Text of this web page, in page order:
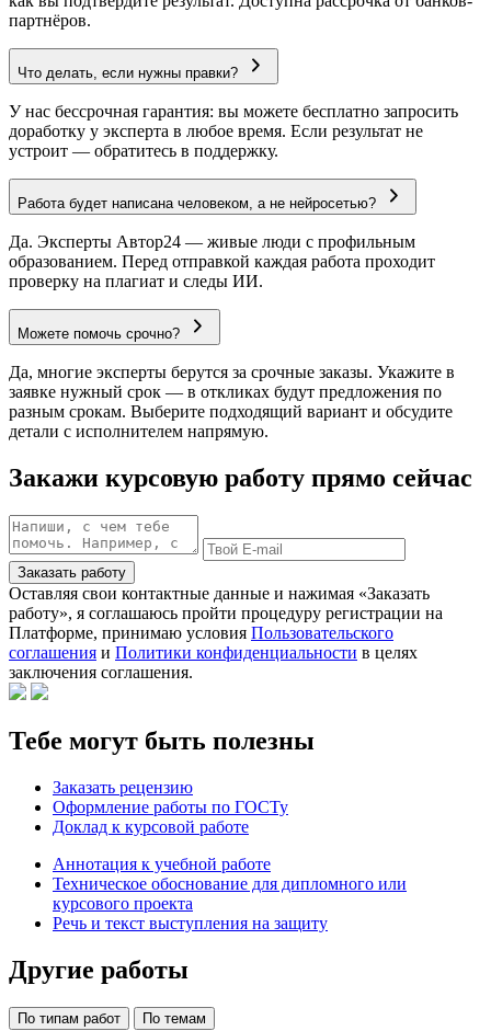
партнёров.
Что делать, если нужны правки?
У нас бессрочная гарантия: вы можете бесплатно запросить
доработку у эксперта в любое время. Если результат не
устроит — обратитесь в поддержку.
Работа будет написана человеком, а не нейросетью?
Да. Эксперты Автор24 — живые люди с профильным
образованием. Перед отправкой каждая работа проходит
проверку на плагиат и следы ИИ.
Можете помочь срочно?
Да, многие эксперты берутся за срочные заказы. Укажите в
заявке нужный срок — в откликах будут предложения по
разным срокам. Выберите подходящий вариант и обсудите
детали с исполнителем напрямую.
Закажи курсовую работу прямо сейчас
Заказать работу
Оставляя свои контактные данные и нажимая «Заказать
работу», я соглашаюсь пройти процедуру регистрации на
Платформе, принимаю условия Пользовательского
соглашения и Политики конфиденциальности в целях
заключения соглашения.
Тебе могут быть полезны
Заказать рецензию
Оформление работы по ГОСТу
Доклад к курсовой работе
Аннотация к учебной работе
Техническое обоснование для дипломного или
курсового проекта
Речь и текст выступления на защиту
Другие работы
По типам работ По темам